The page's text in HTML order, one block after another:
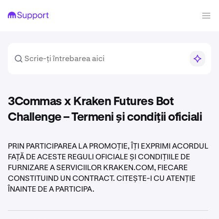
3Commas x Kraken Futures Bot
Challenge – Termeni și condiții oficiali
PRIN PARTICIPAREA LA PROMOȚIE, ÎȚI EXPRIMI ACORDUL
FAȚĂ DE ACESTE REGULI OFICIALE ȘI CONDIȚIILE DE
FURNIZARE A SERVICIILOR KRAKEN.COM, FIECARE
CONSTITUIND UN CONTRACT. CITEȘTE-I CU ATENȚIE
ÎNAINTE DE A PARTICIPA.